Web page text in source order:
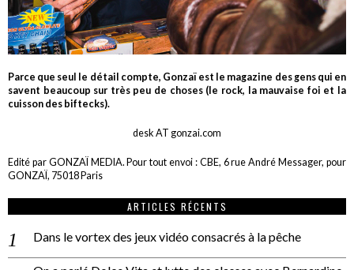
Parce que seul le détail compte, Gonzaï est le magazine des gens qui en
savent beaucoup sur très peu de choses (le rock, la mauvaise foi et la
cuisson des biftecks).
desk AT gonzai.com
Edité par GONZAÏ MEDIA. Pour tout envoi : CBE, 6 rue André Messager, pour
GONZAÏ, 75018 Paris
ARTICLES RÉCENTS
Dans le vortex des jeux vidéo consacrés à la pêche